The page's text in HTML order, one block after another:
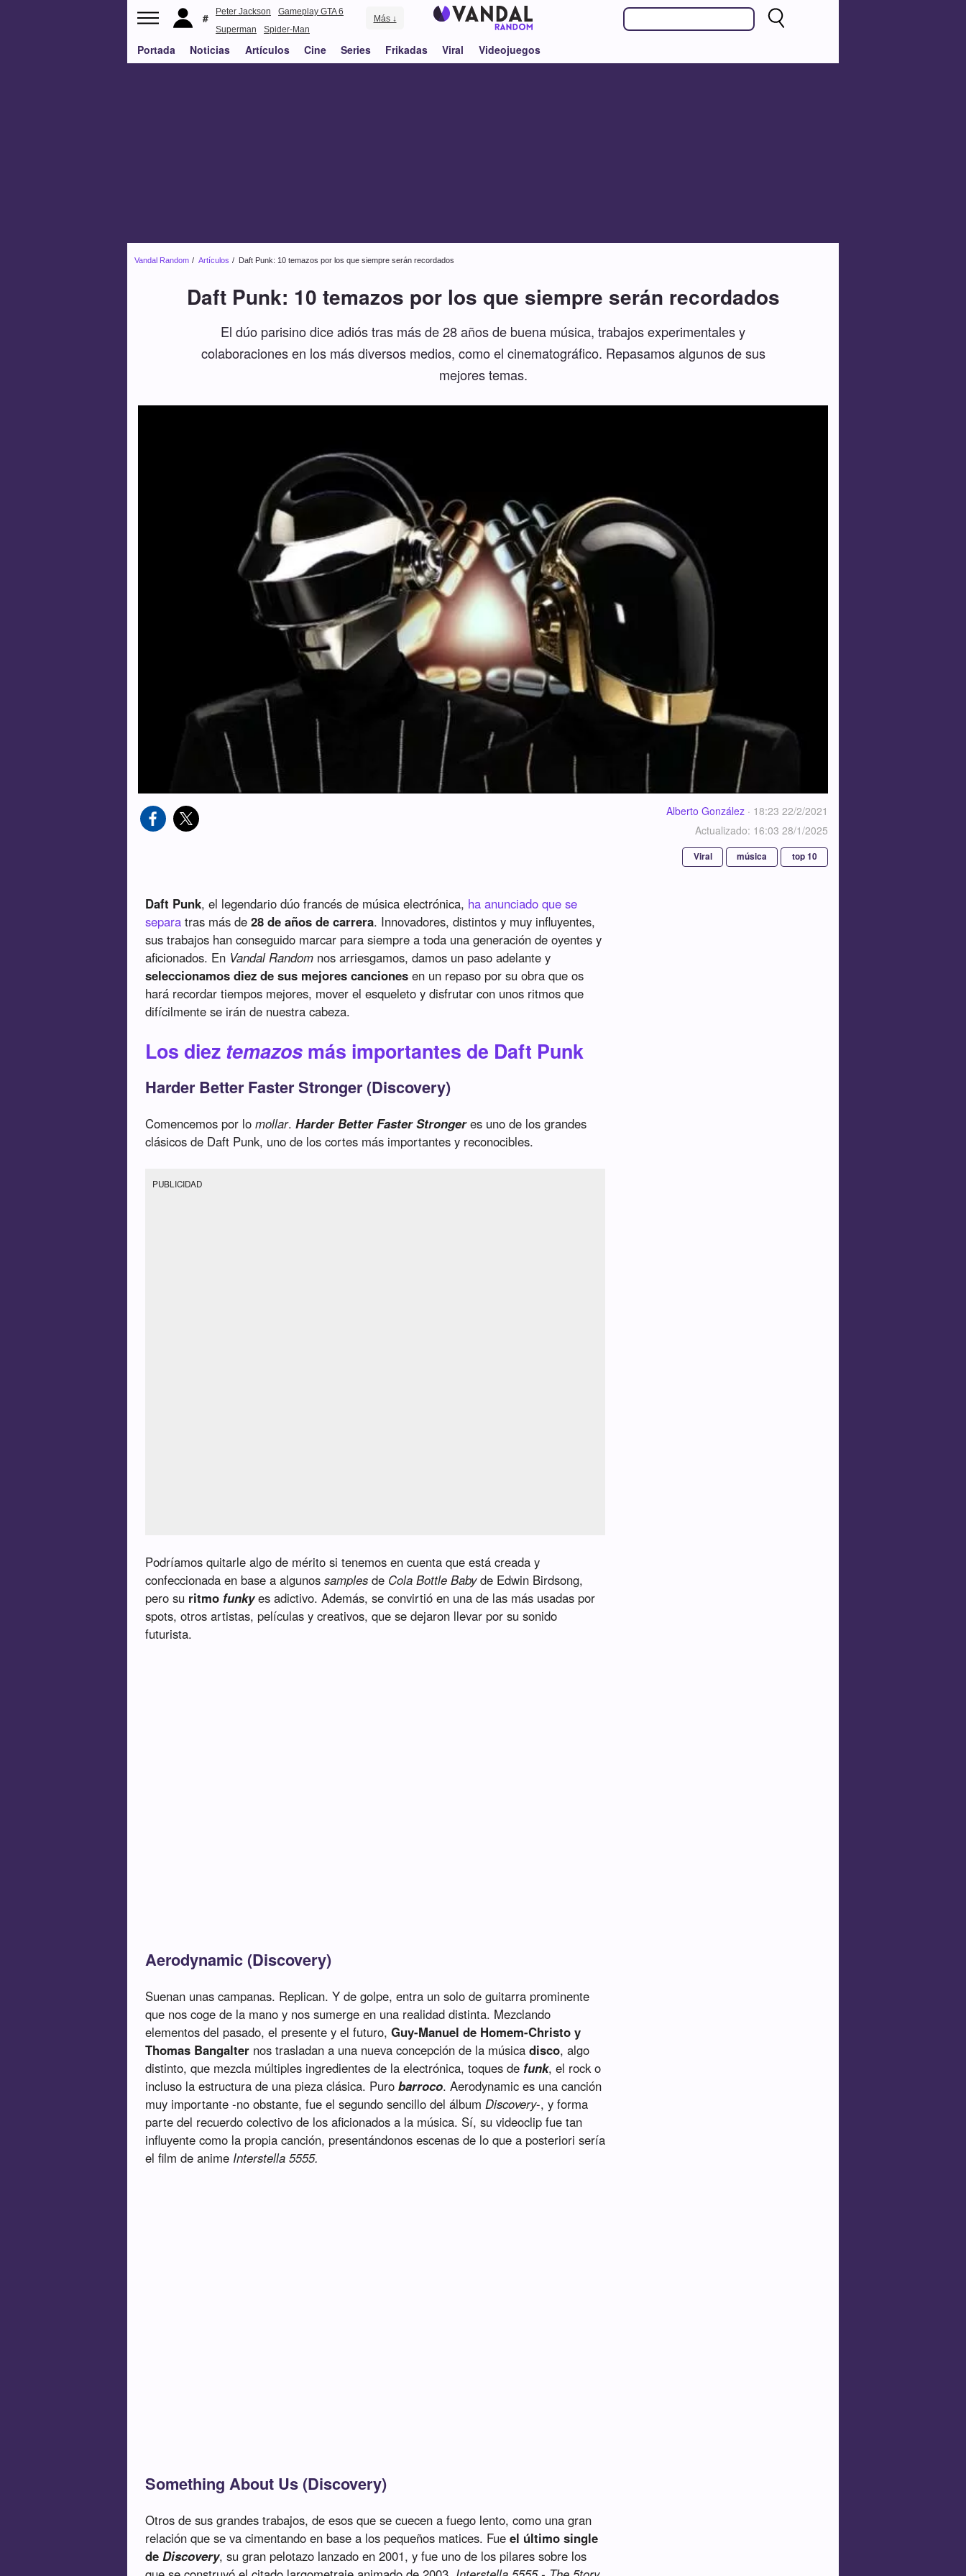
Peter Jackson
Gameplay GTA 6
Superman
Spider-Man
Más ↓
Portada Noticias Artículos Cine Series Frikadas Viral Videojuegos
Vandal Random Artículos Daft Punk: 10 temazos por los que siempre serán recordados
Daft Punk: 10 temazos por los que siempre serán recordados
El dúo parisino dice adiós tras más de 28 años de buena música, trabajos experimentales y
colaboraciones en los más diversos medios, como el cinematográfico. Repasamos algunos de sus
mejores temas.
Alberto González · 18:23 22/2/2021
Actualizado: 16:03 28/1/2025
Viral música top 10
Daft Punk, el legendario dúo francés de música electrónica, ha anunciado que se
separa tras más de28 de años de carrera. Innovadores, distintos y muy influyentes,
sus trabajos han conseguido marcar para siempre a toda una generación de oyentes y
aficionados. En Vandal Random nos arriesgamos, damos un paso adelante y
seleccionamos diez de sus mejores canciones en un repaso por su obra que os
hará recordar tiempos mejores, mover el esqueleto y disfrutar con unos ritmos que
difícilmente se irán de nuestra cabeza.
Los diez temazos más importantes de Daft Punk
Harder Better Faster Stronger (Discovery)
Comencemos por lomollar.Harder Better Faster Strongeres uno de los grandes
clásicos de Daft Punk, uno de los cortes más importantes y reconocibles.
PUBLICIDAD
Podríamos quitarle algo de mérito si tenemos en cuenta que está creada y
confeccionada en base a algunossamples de Cola Bottle Babyde Edwin Birdsong,
pero su ritmo funkyes adictivo. Además, se convirtió en una de las más usadas por
spots, otros artistas, películas y creativos, que se dejaron llevar por su sonido
futurista.
Aerodynamic (Discovery)
Suenan unas campanas. Replican. Y de golpe, entra un solo de guitarra prominente
que nos coge de la mano y nos sumerge en una realidad distinta. Mezclando
elementos del pasado, el presente y el futuro,Guy-Manuel de Homem-Christo y
Thomas Bangalter nos trasladan a una nueva concepción de la músicadisco, algo
distinto, que mezcla múltiples ingredientes de la electrónica, toques de funk, el rock o
incluso la estructura de una pieza clásica. Purobarroco. Aerodynamic es una canción
muy importante -no obstante, fue el segundo sencillo del álbumDiscovery-, y forma
parte del recuerdo colectivo de los aficionados a la música. Sí, su videoclip fue tan
influyente como la propia canción, presentándonos escenas de lo que a posteriori sería
el film de anime Interstella 5555.
Something About Us (Discovery)
Otros de sus grandes trabajos, de esos que se cuecen a fuego lento, como una gran
relación que se va cimentando en base a los pequeños matices. Fueel último single
deDiscovery, su gran pelotazo lanzado en 2001, y fue uno de los pilares sobre los